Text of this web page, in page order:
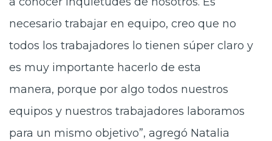
necesario trabajar en equipo, creo que no
todos los trabajadores lo tienen súper claro y
es muy importante hacerlo de esta
manera, porque por algo todos nuestros
equipos y nuestros trabajadores laboramos
para un mismo objetivo”, agregó Natalia